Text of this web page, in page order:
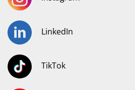
LinkedIn
TikTok